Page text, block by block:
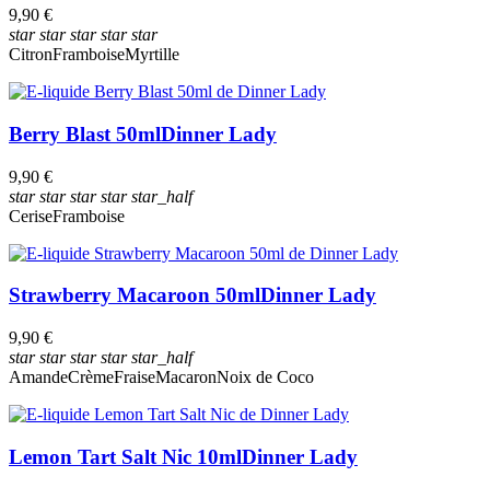
9,90 €
starstarstarstarstar
CitronFramboiseMyrtille
Berry Blast 50mlDinner Lady
9,90 €
starstarstarstarstar_half
CeriseFramboise
Strawberry Macaroon 50mlDinner Lady
9,90 €
starstarstarstarstar_half
AmandeCrèmeFraiseMacaronNoix de Coco
Lemon Tart Salt Nic 10mlDinner Lady